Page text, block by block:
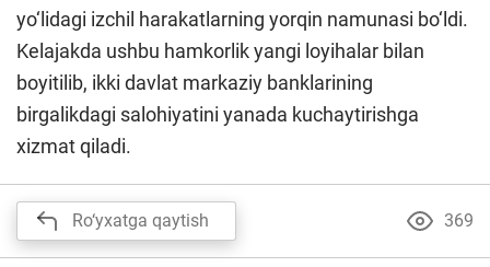
yo‘lidagi izchil harakatlarning yorqin namunasi bo‘ldi.
Kelajakda ushbu hamkorlik yangi loyihalar bilan
boyitilib, ikki davlat markaziy banklarining
birgalikdagi salohiyatini yanada kuchaytirishga
xizmat qiladi.
Ro‘yxatga qaytish 369